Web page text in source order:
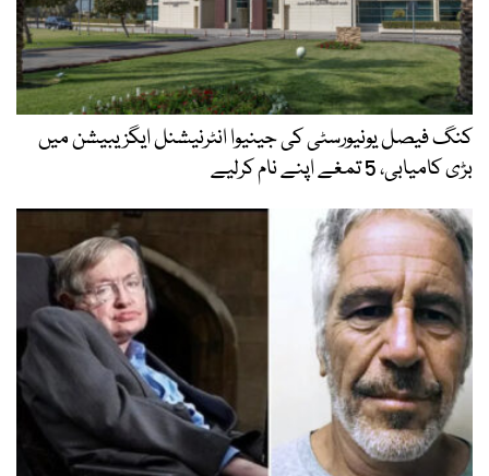
کنگ فیصل یونیورسٹی کی جینیوا انٹرنیشنل ایگزیبیشن میں
بڑی کامیابی، 5 تمغے اپنے نام کرلیے